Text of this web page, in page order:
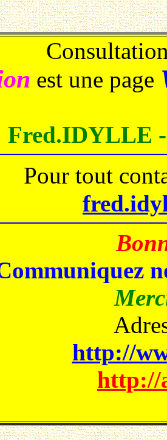
est une page
Fred.IDYLLE
Pour tout
http://
http://